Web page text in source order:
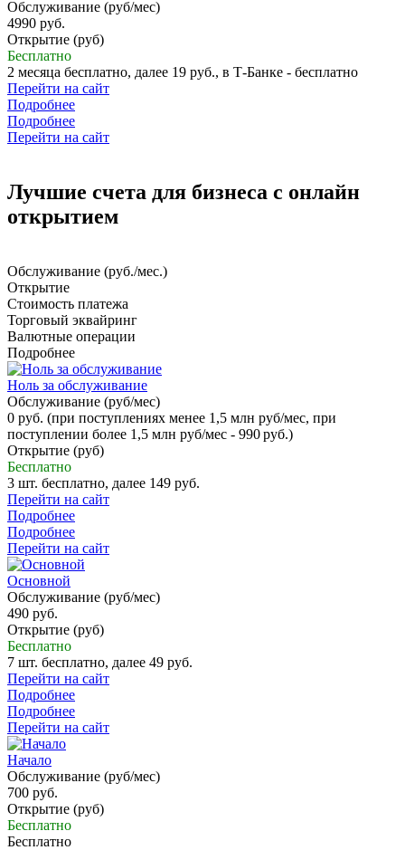
Обслуживание (руб/мес)
4990 руб.
Открытие (руб)
Бесплатно
2 месяца бесплатно, далее 19 руб., в Т‑Банке - бесплатно
Перейти на сайт
Подробнее
Подробнее
Перейти на сайт
Лучшие счета для бизнеса с онлайн
открытием
Обслуживание (руб./мес.)
Открытие
Стоимость платежа
Торговый эквайринг
Валютные операции
Подробнее
Ноль за обслуживание
Обслуживание (руб/мес)
0 руб. (при поступлениях менее 1,5 млн руб/мес, при
поступлении более 1,5 млн руб/мес - 990 руб.)
Открытие (руб)
Бесплатно
3 шт. бесплатно, далее 149 руб.
Перейти на сайт
Подробнее
Подробнее
Перейти на сайт
Основной
Обслуживание (руб/мес)
490 руб.
Открытие (руб)
Бесплатно
7 шт. бесплатно, далее 49 руб.
Перейти на сайт
Подробнее
Подробнее
Перейти на сайт
Начало
Обслуживание (руб/мес)
700 руб.
Открытие (руб)
Бесплатно
Бесплатно